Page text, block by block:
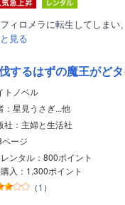
ィロメラに転生してしまい
見る
トノベル
：星見うさぎ...他
社：主婦と生活社
ージ
ンタル：800ポイント
入：1,300ポイント
（1 ）